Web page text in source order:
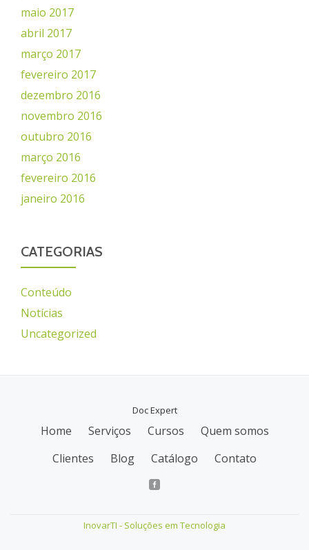
maio 2017
abril 2017
março 2017
fevereiro 2017
dezembro 2016
novembro 2016
outubro 2016
março 2016
fevereiro 2016
janeiro 2016
CATEGORIAS
Conteúdo
Notícias
Uncategorized
Doc Expert
Home Serviços Cursos
Quem somos
Clientes
Blog Catálogo Contato
InovarTI - Soluções em Tecnologia